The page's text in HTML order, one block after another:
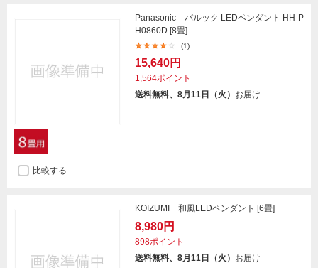
Panasonic パルック LEDペンダント HH-P
H0860D [8畳]
(1)
15,640円
1,564ポイント
送料無料、8月11日（火） お届け
比較する
KOIZUMI 和風LEDペンダント [6畳]
8,980円
898ポイント
送料無料、8月11日（火） お届け